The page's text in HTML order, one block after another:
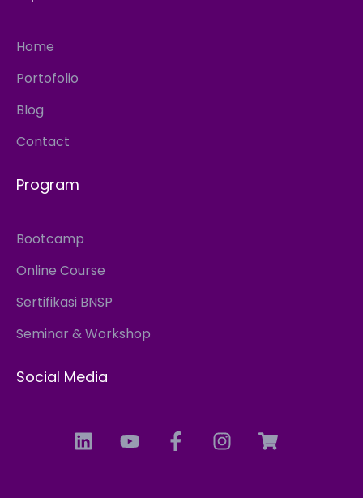
Home
Portofolio
Blog
Contact
Program
Bootcamp
Online Course
Sertifikasi BNSP
Seminar & Workshop
Social Media